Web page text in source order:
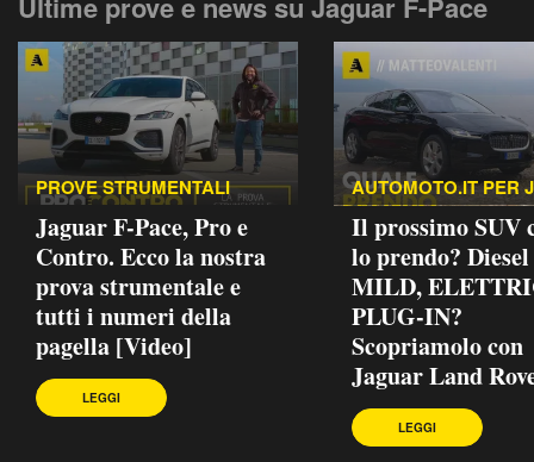
PROVE STRUMENTALI
Jaguar F-Pace, Pro e
Contro. Ecco la nostra
prova strumentale e
tutti i numeri della
pagella [Video]
LEGGI
AUTOMOTO.IT PER
Il prossimo SUV
lo prendo? Diesel
MILD,
PLUG-IN?
Scopriamolo con
Jaguar Land
LEGGI